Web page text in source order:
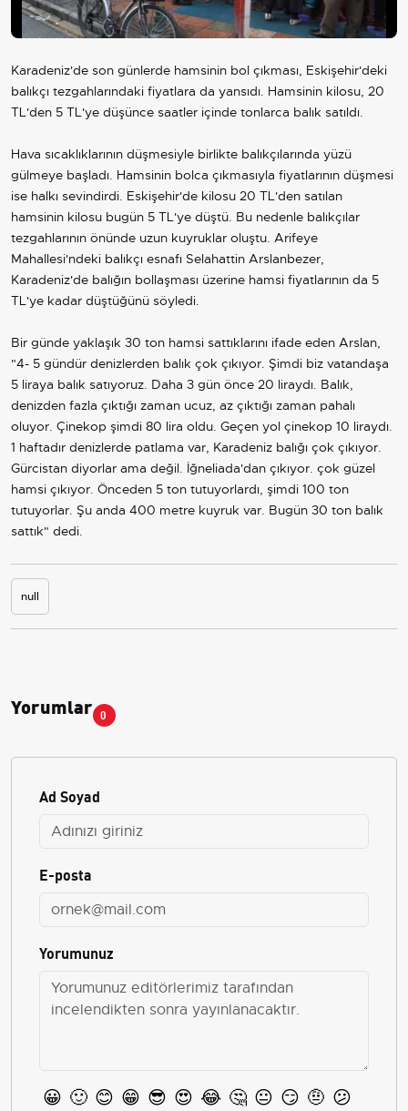
Karadeniz'de son günlerde hamsinin bol çıkması, Eskişehir'deki
balıkçı tezgahlarındaki fiyatlara da yansıdı. Hamsinin kilosu, 20
TL'den 5 TL'ye düşünce saatler içinde tonlarca balık satıldı.
Hava sıcaklıklarının düşmesiyle birlikte balıkçılarında yüzü
gülmeye başladı. Hamsinin bolca çıkmasıyla fiyatlarının düşmesi
ise halkı sevindirdi. Eskişehir'de kilosu 20 TL'den satılan
hamsinin kilosu bugün 5 TL'ye düştü. Bu nedenle balıkçılar
tezgahlarının önünde uzun kuyruklar oluştu. Arifeye
Mahallesi'ndeki balıkçı esnafı Selahattin Arslanbezer,
Karadeniz'de balığın bollaşması üzerine hamsi fiyatlarının da 5
TL'ye kadar düştüğünü söyledi.
Bir günde yaklaşık 30 ton hamsi sattıklarını ifade eden Arslan,
"4- 5 gündür denizlerden balık çok çıkıyor. Şimdi biz vatandaşa
5 liraya balık satıyoruz. Daha 3 gün önce 20 liraydı. Balık,
denizden fazla çıktığı zaman ucuz, az çıktığı zaman pahalı
oluyor. Çinekop şimdi 80 lira oldu. Geçen yol çinekop 10 liraydı.
1 haftadır denizlerde patlama var, Karadeniz balığı çok çıkıyor.
Gürcistan diyorlar ama değil. İğneliada'dan çıkıyor. çok güzel
hamsi çıkıyor. Önceden 5 ton tutuyorlardı, şimdi 100 ton
tutuyorlar. Şu anda 400 metre kuyruk var. Bugün 30 ton balık
sattık" dedi.
null
Yorumlar 0
Ad Soyad
E-posta
Yorumunuz
😀 🙂 😊 😁 😎 😍 😂 🤔 😐 😏 🤨 😕